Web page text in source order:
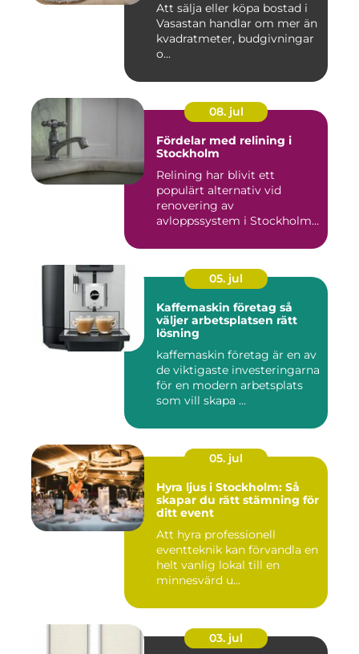
Att sälja eller köpa bostad i
Vasastan handlar om mer än
kvadratmeter, budgivningar
o...
08. jul
Fördelar med relining i
Stockholm
Relining har blivit ett
populärt alternativ vid
renovering av
avloppssystem i Stockholm.
05. jul
Kaffemaskin företag så
väljer arbetsplatsen rätt
lösning
kaffemaskin företag är en av
de viktigaste investeringarna
för en modern arbetsplats
som vill skapa ...
05. jul
Hyra ljus i Stockholm: Så
skapar du rätt stämning för
ditt event
Att hyra professionell
eventteknik kan förvandla en
helt vanlig lokal till en
minnesvärd u...
03. jul